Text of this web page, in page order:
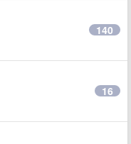
140
16